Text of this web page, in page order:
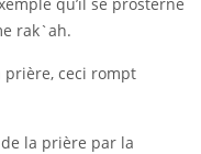
rak`ah.
prière, ceci rompt
la prière par la